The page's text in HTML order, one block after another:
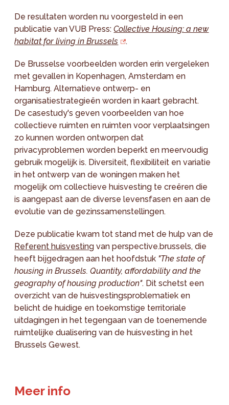
De resultaten worden nu voorgesteld in een
publicatie van VUB Press:Collective Housing: a new
habitat for living in Brussels
.
De Brusselse voorbeelden worden erin vergeleken
met gevallen in Kopenhagen, Amsterdam en
Hamburg. Alternatieve ontwerp- en
organisatiestrategieën worden in kaart gebracht.
De casestudy's geven voorbeelden van hoe
collectieve ruimten en ruimten voor verplaatsingen
zo kunnen worden ontworpen dat
privacyproblemen worden beperkt en meervoudig
gebruik mogelijk is. Diversiteit, flexibiliteit en variatie
in het ontwerp van de woningen maken het
mogelijk om collectieve huisvesting te creëren die
is aangepast aan de diverse levensfasen en aan de
evolutie van de gezinssamenstellingen.
Deze publicatie kwam tot stand met de hulp van de
Referent huisvesting van perspective.brussels, die
heeft bijgedragen aan het hoofdstuk "The state of
housing in Brussels. Quantity, affordability and the
geography of housing production". Dit schetst een
overzicht van de huisvestingsproblematiek en
belicht de huidige en toekomstige territoriale
uitdagingen in het tegengaan van de toenemende
ruimtelijke dualisering van de huisvesting in het
Brussels Gewest.
Meer info